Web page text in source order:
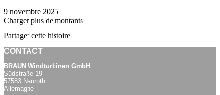
9 novembre 2025
Charger plus de montants
Partager cette histoire
CONTACT
BRAUN Windturbinen GmbH
Südstraße 19
57583 Nauroth
Allemagne